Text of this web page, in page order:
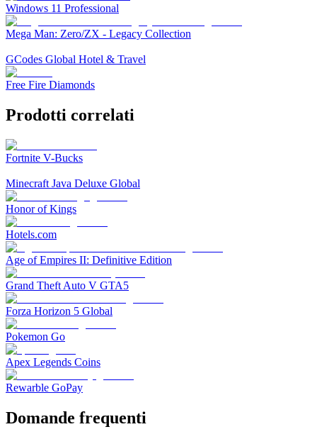
Windows 11 Professional
Mega Man: Zero/ZX - Legacy Collection
GCodes Global Hotel & Travel
Free Fire Diamonds
Prodotti correlati
Fortnite V-Bucks
Minecraft Java Deluxe Global
Honor of Kings
Hotels.com
Age of Empires II: Definitive Edition
Grand Theft Auto V GTA5
Forza Horizon 5 Global
Pokemon Go
Apex Legends Coins
Rewarble GoPay
Domande frequenti